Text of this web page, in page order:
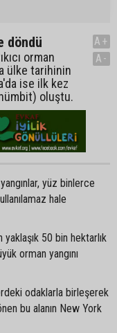
döndü
orman
ülke tarihinin
ise ilk kez
oluştu.
A+
A-
yüz binlerce
hale
50 bin hektarlık
orman yangını
odaklarla birleşerek
bu alanın New York